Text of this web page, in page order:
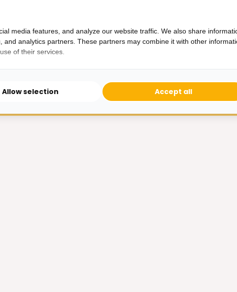
Transparant
349,-
Transparant
media features, and analyze our website traffic. We also share
analytics partners. These partners may combine it with other
of their services.
Allow selection Accept all